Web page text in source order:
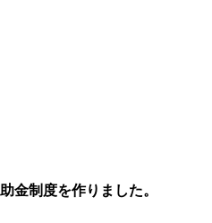
金制度を作りました。